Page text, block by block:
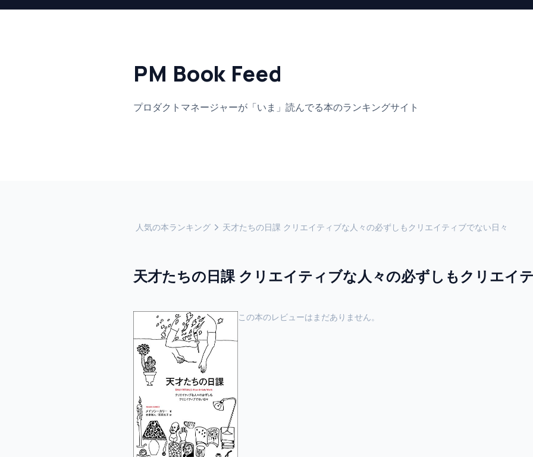
PM Book Feed
プロダクトマネージャーが「いま」 読んでる本のランキングサイト
人気の本ランキング 天才たちの日課 クリエイティブな人々の必ずしもクリエイティブでない日々
天才たちの日課 クリエイティブな人々の必ずしもクリエイ
この本のレビューはまだありません。